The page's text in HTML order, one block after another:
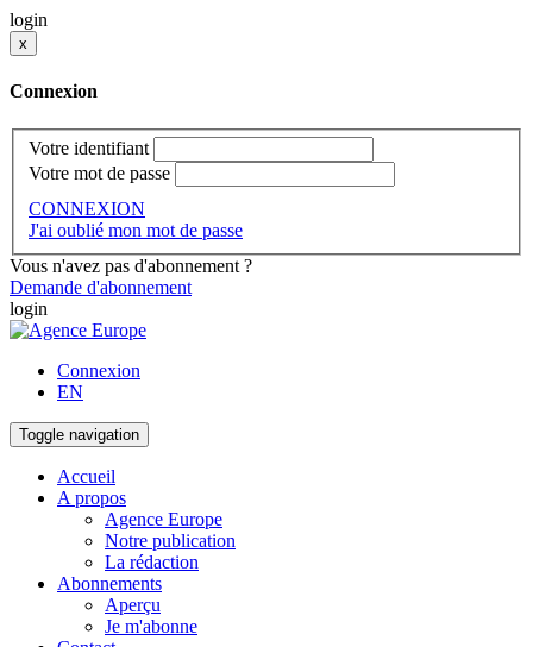
login
x
Connexion
Votre identifiant
Votre mot de passe
CONNEXION
J'ai oublié mon mot de passe
Vous n'avez pas d'abonnement ?
Demande d'abonnement
login
Connexion
EN
Toggle navigation
Accueil
A propos
Agence Europe
Notre publication
La rédaction
Abonnements
Aperçu
Je m'abonne